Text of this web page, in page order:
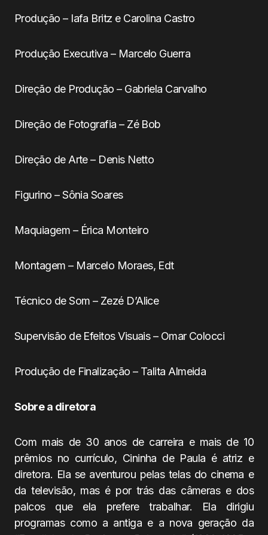
Produção – Iafa Britz e Carolina Castro
Produção Executiva – Marcelo Guerra
Direção de Produção – Gabriela Carvalho
Direção de Fotografia – Zé Bob
Direção de Arte – Denis Netto
Figurino – Sônia Soares
Maquiagem – Érica Monteiro
Montagem – Marcelo Moraes, Edt
Técnico de Som – Zezé D’Alice
Supervisão de Efeitos Visuais – Omar Colocci
Produção de Finalização – Talita Almeida
Sobre a diretora
Com mais de 30 anos de carreira e mais de 10
prêmios no currículo, Cininha de Paula é atriz e
diretora. Ela se aventurou pelas telas do cinema e
da televisão, mas é por trás das câmeras e dos
palcos que ela prefere trabalhar. Ela dirigiu
programas como a antiga e a nova geração da